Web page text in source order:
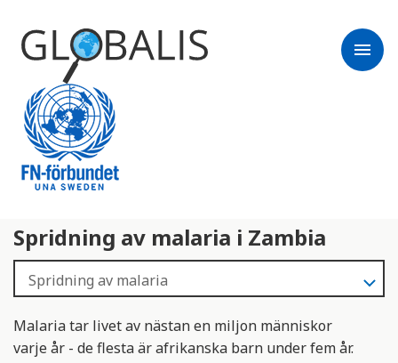
menu
Spridning av malaria i Zambia
Malaria tar livet av nästan en miljon människor
varje år - de flesta är afrikanska barn under fem år.